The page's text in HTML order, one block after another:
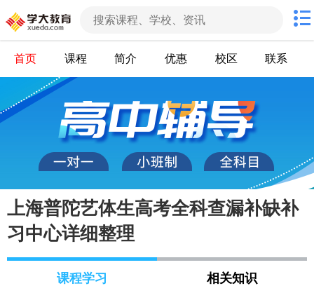
首页 课程 简介 优惠 校区 联系
上海普陀艺体生高考全科查漏补缺补
习中心详细整理
课程学习 相关知识